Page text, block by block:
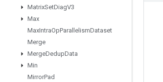
MatrixSetDiagV3
Max
MaxIntraOpParallelismDataset
Merge
MergeDedupData
Min
MirrorPad